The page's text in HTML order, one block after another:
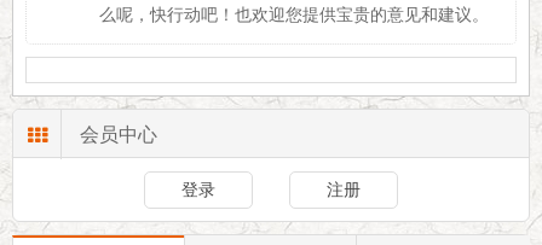
么呢，快行动吧！也欢迎您提供宝贵的意见和建议。
会员中心
登录 注册